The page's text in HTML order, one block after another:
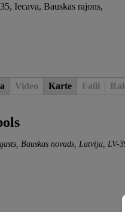
Iecava, Bauskas rajons,
Video Karte Faili
Bauskas novads, Latvija, LV-